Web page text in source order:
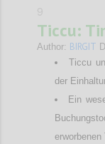
Ticcu:
Author: BIRGIT
Ticcu
der
Ein